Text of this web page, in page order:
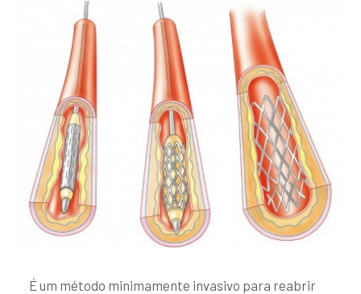
É um método minimamente invasivo para reabrir